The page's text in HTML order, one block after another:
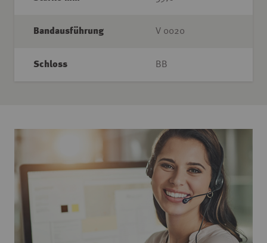
Bandausführung V 0020
Schloss BB